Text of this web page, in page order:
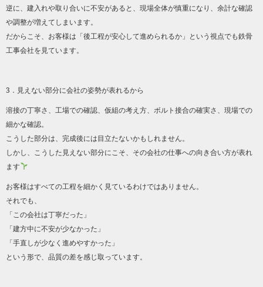
逆に、建入れや取り合いに不安があると、現場全体が慎重になり、余計な確認
や調整が増えてしまいます。
だからこそ、お客様は「後工程が安心して進められるか」という視点でも鉄骨
工事会社を見ています。
3．見えない部分に会社の姿勢が表れるから
溶接の丁寧さ、工場での確認、仮組の考え方、ボルト接合の確実さ、現場での
細かな確認。
こうした部分は、完成後には目立たないかもしれません。
しかし、こうした見えない部分にこそ、その会社の仕事への向き合い方が表れ
ます
お客様はすべての工程を細かく見ているわけではありません。
それでも、
「この会社は丁寧だった」
「建方中に不安が少なかった」
「手直しが少なく進めやすかった」
という形で、品質の差を感じ取っています。